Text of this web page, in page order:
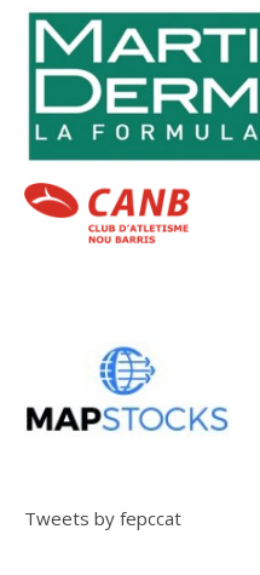
Tweets by fepccat